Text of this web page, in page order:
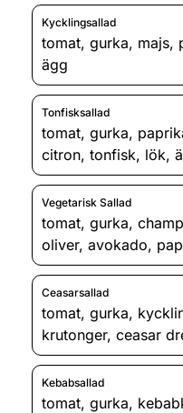
Kycklingsallad
tomat, gurka, majs,
ägg
Tonfisksallad
tomat, gurka,
citron, tonfisk, lök,
Vegetarisk Sallad
tomat, gurka,
oliver, avokado,
Ceasarsallad
tomat, gurka,
krutonger, ceasar
Kebabsallad
tomat, gurka,